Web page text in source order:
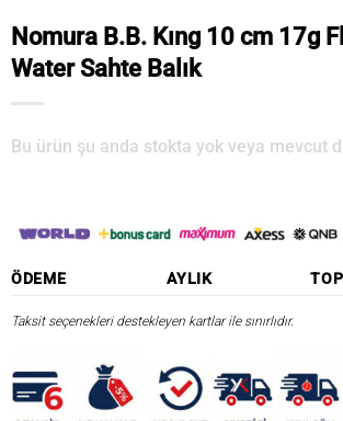
Nomura B.B. Kıng 10 cm 17g
Water Sahte Balık
Bu ürün şu anda stokta yok veya mevcut
ÖDEME AYLIK
Taksit seçenekleri destekleyen kartlar ile sınırlıdır.